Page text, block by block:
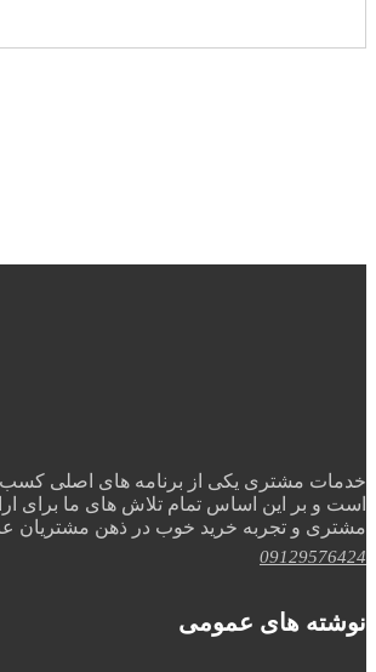
خدمات مشتری یکی از برنامه های اصلی کسب
است و بر این اساس تمام تلاش های ما برای
مشتری و تجربه خرید خوب در ذهن مشتریان
09129576424
نوشته های عمومی